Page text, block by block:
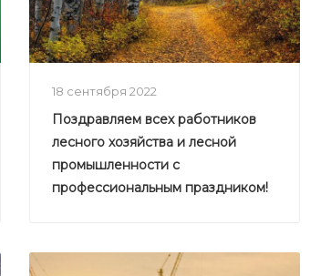
18 сентября 2022
Поздравляем всех работников
лесного хозяйства и лесной
промышленности с
профессиональным праздником!